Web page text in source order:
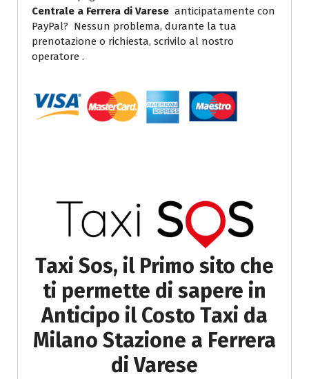
Centrale a Ferrera di Varese anticipatamente con
PayPal? Nessun problema, durante la tua
prenotazione o richiesta, scrivilo al nostro
operatore .
Taxi Sos, il Primo sito che
ti permette di sapere in
Anticipo il Costo Taxi da
Milano Stazione a Ferrera
di Varese